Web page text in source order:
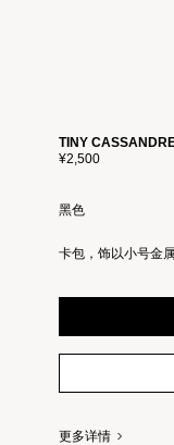
TINY
¥2,500
黑色
卡包，饰以小号金
更多详情